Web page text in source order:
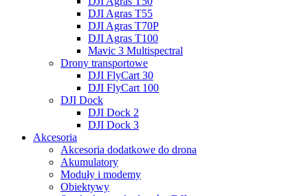
DJI Agras T55
DJI Agras T70P
DJI Agras T100
Mavic 3 Multispectral
Drony transportowe
DJI FlyCart 30
DJI FlyCart 100
DJI Dock
DJI Dock 2
DJI Dock 3
Akcesoria
Akcesoria dodatkowe do drona
Akumulatory
Moduły i modemy
Obiektywy